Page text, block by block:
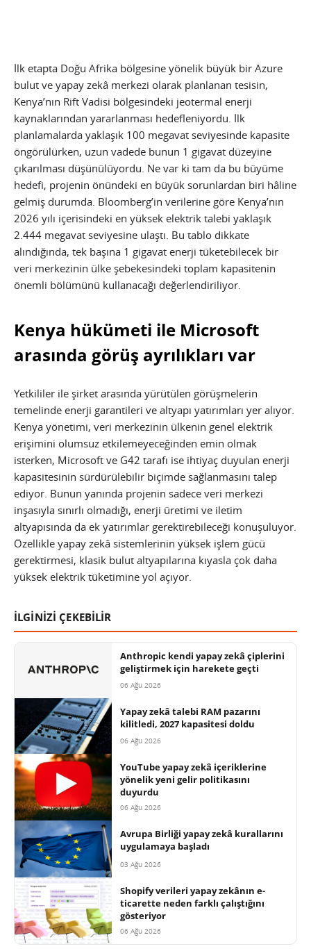
İlk etapta Doğu Afrika bölgesine yönelik büyük bir Azure
bulut ve yapay zekâ merkezi olarak planlanan tesisin,
Kenya’nın Rift Vadisi bölgesindeki jeotermal enerji
kaynaklarından yararlanması hedefleniyordu. İlk
planlamalarda yaklaşık 100 megavat seviyesinde kapasite
öngörülürken, uzun vadede bunun 1 gigavat düzeyine
çıkarılması düşünülüyordu. Ne var ki tam da bu büyüme
hedefi, projenin önündeki en büyük sorunlardan biri hâline
gelmiş durumda. Bloomberg’in verilerine göre Kenya’nın
2026 yılı içerisindeki en yüksek elektrik talebi yaklaşık
2.444 megavat seviyesine ulaştı. Bu tablo dikkate
alındığında, tek başına 1 gigavat enerji tüketebilecek bir
veri merkezinin ülke şebekesindeki toplam kapasitenin
önemli bölümünü kullanacağı değerlendiriliyor.
Kenya hükümeti ile Microsoft
arasında görüş ayrılıkları var
Yetkililer ile şirket arasında yürütülen görüşmelerin
temelinde enerji garantileri ve altyapı yatırımları yer alıyor.
Kenya yönetimi, veri merkezinin ülkenin genel elektrik
erişimini olumsuz etkilemeyeceğinden emin olmak
isterken, Microsoft ve G42 tarafı ise ihtiyaç duyulan enerji
kapasitesinin sürdürülebilir biçimde sağlanmasını talep
ediyor. Bunun yanında projenin sadece veri merkezi
inşasıyla sınırlı olmadığı, enerji üretimi ve iletim
altyapısında da ek yatırımlar gerektirebileceği konuşuluyor.
Özellikle yapay zekâ sistemlerinin yüksek işlem gücü
gerektirmesi, klasik bulut altyapılarına kıyasla çok daha
yüksek elektrik tüketimine yol açıyor.
İLGİNİZİ ÇEKEBİLİR
Anthropic kendi yapay zekâ çiplerini
geliştirmek için harekete geçti
06 Ağu 2026
Yapay zekâ talebi RAM pazarını
kilitledi, 2027 kapasitesi doldu
06 Ağu 2026
YouTube yapay zekâ içeriklerine
yönelik yeni gelir politikasını
duyurdu
06 Ağu 2026
Avrupa Birliği yapay zekâ kurallarını
uygulamaya başladı
03 Ağu 2026
Shopify verileri yapay zekânın e-
ticarette neden farklı çalıştığını
gösteriyor
06 Ağu 2026